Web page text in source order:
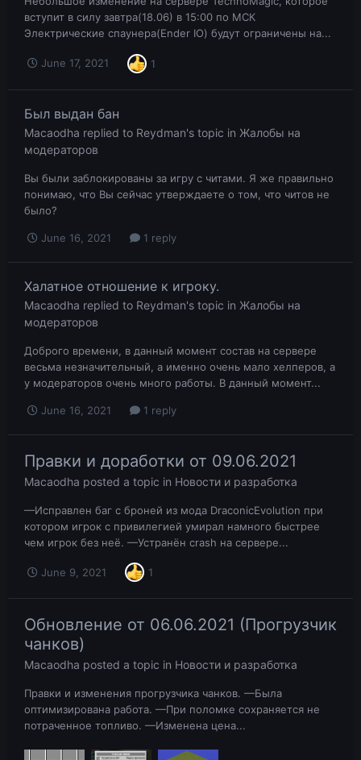
вступит в силу завтра(18.06) в 15:00 по МСК
Электрические спаунера(Ender IO) будут ограничены на...
June 17, 2021 1
Был выдан бан
Macaodha replied to Reydman's topic in Жалобы на
модераторов
Вы были заблокированы за игру с читами. Я же правильно
понимаю, что Вы сейчас утверждаете о том, что читов не
было?
June 16, 2021 1 reply
Халатное отношение к игроку.
Macaodha replied to Reydman's topic in Жалобы на
модераторов
Доброго времени, в данный момент состав на сервере
весьма незначительный, а именно очень мало хелперов, а
у модераторов очень много работы. В данный момент...
June 16, 2021 1 reply
Правки и доработки от 09.06.2021
Macaodha posted a topic in Новости и разработка
—Исправлен баг с броней из мода DraconicEvolution при
котором игрок с привилегией умирал намного быстрее
чем игрок без неё. —Устранён crash на сервере...
June 9, 2021 1
Обновление от 06.06.2021 (Прогрузчик
чанков)
Macaodha posted a topic in Новости и разработка
Правки и изменения прогрузчика чанков. —Была
оптимизирована работа. —При поломке сохраняется не
потраченное топливо. —Изменена цена...